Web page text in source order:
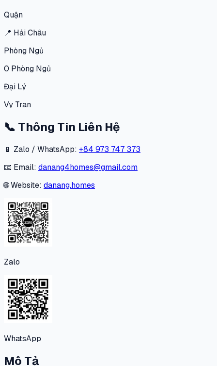
Quận
📍 Hải Châu
Phòng Ngủ
0 Phòng Ngủ
Đại Lý
Vy Tran
📞 Thông Tin Liên Hệ
📱 Zalo / WhatsApp: +84 973 747 373
📧 Email: danang4homes@gmail.com
🌐 Website: danang.homes
Zalo
WhatsApp
Mô Tả